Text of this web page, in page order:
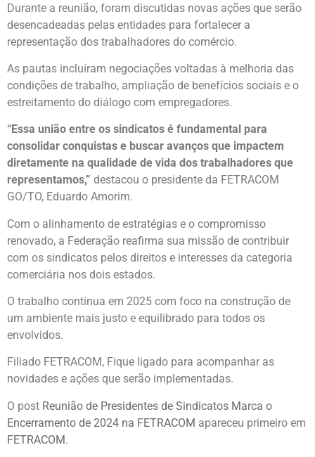
Durante a reunião, foram discutidas novas ações que serão
desencadeadas pelas entidades para fortalecer a
representação dos trabalhadores do comércio.
As pautas incluíram negociações voltadas à melhoria das
condições de trabalho, ampliação de benefícios sociais e o
estreitamento do diálogo com empregadores.
“Essa união entre os sindicatos é fundamental para
consolidar conquistas e buscar avanços que impactem
diretamente na qualidade de vida dos trabalhadores que
representamos,” destacou o presidente da FETRACOM
GO/TO, Eduardo Amorim.
Com o alinhamento de estratégias e o compromisso
renovado, a Federação reafirma sua missão de contribuir
com os sindicatos pelos direitos e interesses da categoria
comerciária nos dois estados.
O trabalho continua em 2025 com foco na construção de
um ambiente mais justo e equilibrado para todos os
envolvidos.
Filiado FETRACOM, Fique ligado para acompanhar as
novidades e ações que serão implementadas.
O post Reunião de Presidentes de Sindicatos Marca o
Encerramento de 2024 na FETRACOM apareceu primeiro em
FETRACOM.